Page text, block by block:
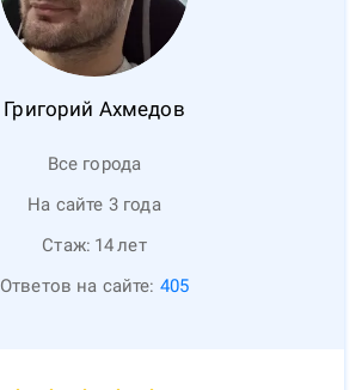
Григорий Ахмедов
Все города
На сайте 3 года
Стаж: 14лет
Ответов на сайте: 405